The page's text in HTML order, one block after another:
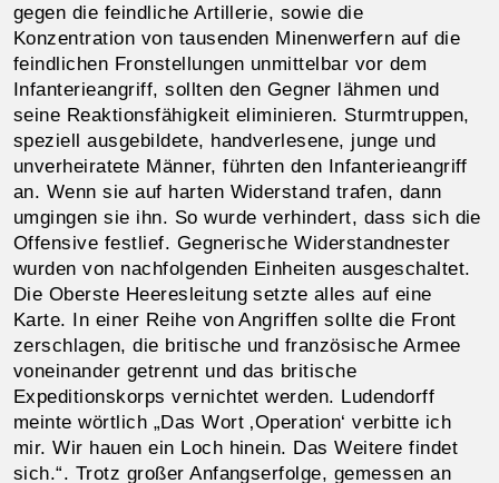
gegen die feindliche Artillerie, sowie die
Konzentration von tausenden Minenwerfern auf die
feindlichen Fronstellungen unmittelbar vor dem
Infanterieangriff, sollten den Gegner lähmen und
seine Reaktionsfähigkeit eliminieren. Sturmtruppen,
speziell ausgebildete, handverlesene, junge und
unverheiratete Männer, führten den Infanterieangriff
an. Wenn sie auf harten Widerstand trafen, dann
umgingen sie ihn. So wurde verhindert, dass sich die
Offensive festlief. Gegnerische Widerstandnester
wurden von nachfolgenden Einheiten ausgeschaltet.
Die Oberste Heeresleitung setzte alles auf eine
Karte. In einer Reihe von Angriffen sollte die Front
zerschlagen, die britische und französische Armee
voneinander getrennt und das britische
Expeditionskorps vernichtet werden. Ludendorff
meinte wörtlich „Das Wort ‚Operation‘ verbitte ich
mir. Wir hauen ein Loch hinein. Das Weitere findet
sich.“. Trotz großer Anfangserfolge, gemessen an